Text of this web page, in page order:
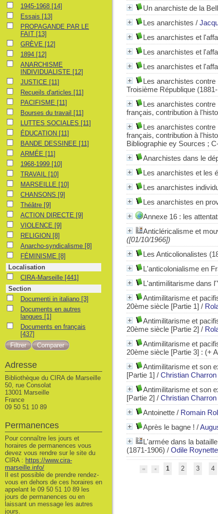
Un anarchiste de la
Les anarchistes /
Les anarchistes et
Les anarchistes et
Les anarchistes et
Les anarchistes contre
Troisième République
Les anarchistes contre
français, contribution à
Les anarchistes contre
français, contribution à
Bibliographie ey Sources ;
Anarchistes dans le
Les anarchistes et les
Les anarchistes
Les anarchistes en
Annexe 16 : les
Anticléricalisme et
([01/10/1966])
Les Anticolionalistes
L'anticolonialisme en
L'antimilitarisme dans
Antimilitarisme et
20ème siècle [Partie 1] /
Antimilitarisme et
20ème siècle [Partie 2] /
Antimilitarisme et
20ème siècle [Partie 3] : (+
Antimilitarisme et son
[Partie 1] / Christian Charron
Antimilitarisme et son
[Partie 2] / Christian Charron
Antoinette / Romain
Après le bagne ! /
L'armée dans la
(1871-1906) / Odile
1 2 3 4
1945-19681945-1968 [14]
EssaisEssais [13]
PROPAGANDE PAR LE FAIT
PROPAGANDE PAR LE
FAIT [13]
GRÈVEGRÈVE [12]
1894 1894 [12]
ANARCHISME INDIVIDUALISTE
ANARCHISME
INDIVIDUALISTE [12]
JUSTICEJUSTICE [11]
Recueils d'articles
Recueils d'articles [11]
PACIFISME
PACIFISME [11]
Bourses du travail
Bourses du travail
[11]
LUTTES SOCIALES
LUTTES SOCIALES [11]
ÉDUCATION
ÉDUCATION [11]
BANDE DESSINEE
BANDE DESSINEE [11]
ARMÉEARMÉE [11]
1968-19991968-1999 [10]
TRAVAILTRAVAIL [10]
MARSEILLE
MARSEILLE [10]
CHANSONS
CHANSONS [9]
ThéâtreThéâtre [9]
ACTION DIRECTE
ACTION DIRECTE [9]
VIOLENCE
VIOLENCE [9]
RELIGION
RELIGION [8]
Anarcho-syndicalisme
Anarcho-syndicalisme [8]
FÉMINISME
FÉMINISME [8]
Localisation
CIRA-Marseille
CIRA-Marseille [441]
Section
Documenti in italiano
Documenti in italiano [3]
Documents en autres langues
Documents en autres
langues [1]
Documents en français
Documents en français
[437]
Adresse
Bibliothèque du CIRA de Marseille
50, rue Consolat
13001 Marseille
France
09 50 51 10 89
Permanences
Pour connaître les jours et
horaires de permanences vous
devez vous rendre sur le site du
CIRA : https://www.cira-
marseille.info/
Il est possible de prendre rendez-
vous en dehors de ces horaires en
appelant le 09 50 51 10 89 les
jours de permanences ou en
laissant un message les autres
jours.